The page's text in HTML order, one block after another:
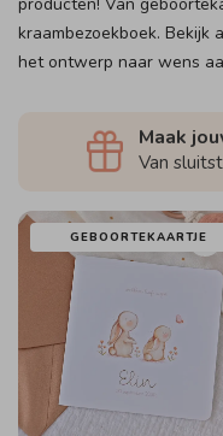
kraambezoekboek. Bekijk
het ontwerp naar wens
Maak
Van
GEBOORTEKAARTJE